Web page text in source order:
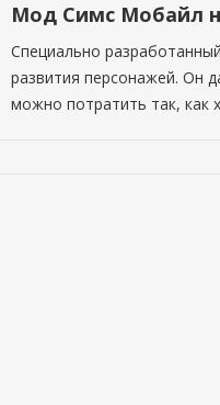
Мод Симс Мобайл
Специально
развития персонажей. Он
можно потратить так,